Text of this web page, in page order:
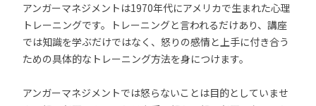
アンガーマネジメントは1970年代にアメリカで生まれた心理
トレーニングです。トレーニングと言われるだけあり、講座
では知識を学ぶだけではなく、怒りの感情と上手に付き合う
ための具体的なトレーニング方法を身につけます。
アンガーマネジメントでは怒らないことは目的としていませ